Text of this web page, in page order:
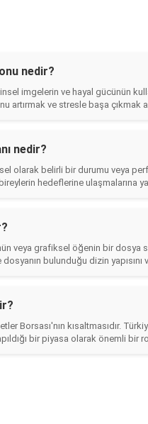
nedir?
imgelerin ve hayal gücünün
artırmak ve stresle başa çıkmak
nedir?
olarak belirli bir durumu veya
hedeflerine ulaşmalarına
veya grafiksel öğenin bir dosya
bulunduğu dizin yapısını
Borsası'nın kısaltmasıdır.
bir piyasa olarak önemli bir